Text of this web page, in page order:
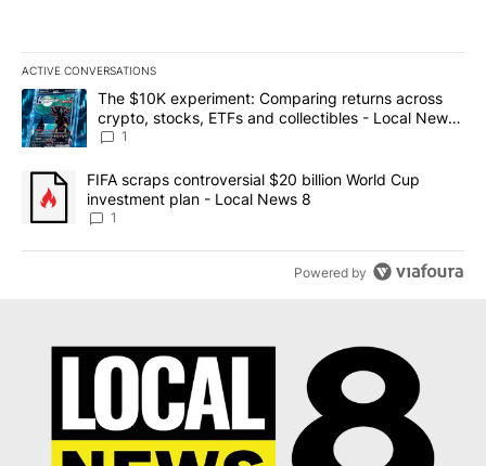
ACTIVE CONVERSATIONS
The following is a list of the most commented articles in the last
A trending article titled "The $10K experiment: Comparing
The $10K experiment: Comparing returns across
crypto, stocks, ETFs and collectibles - Local News
8
1
A trending article titled "FIFA scraps controversial $20 billion
FIFA scraps controversial $20 billion World Cup
investment plan - Local News 8
1
Powered by